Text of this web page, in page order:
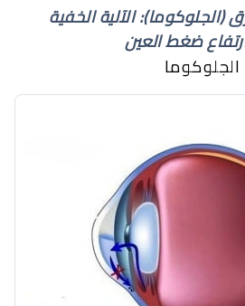
(الجلوكوما): الآلية الخفية
ضغط العين
الجلوكوما